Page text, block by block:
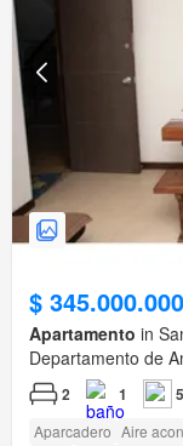
$ 345.000.000
Apartamento in
Departamento de
2 1
Aparcadero Aire